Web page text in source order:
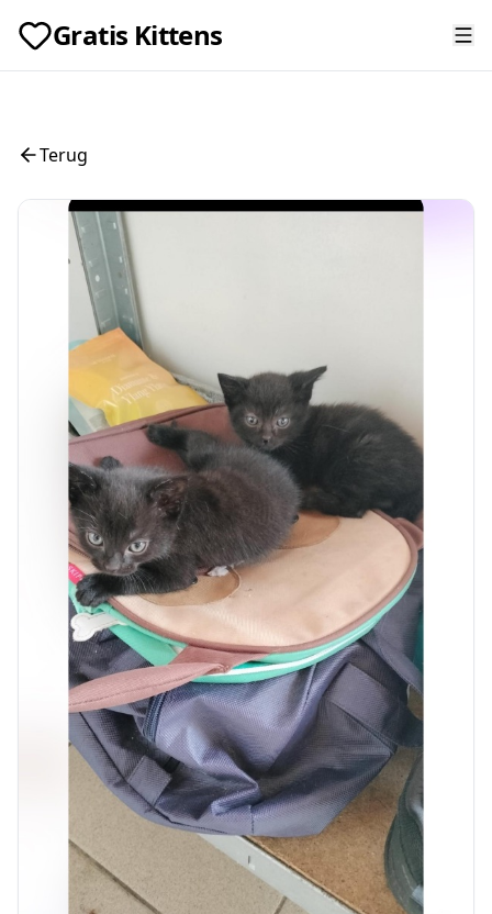
Gratis Kittens
Terug